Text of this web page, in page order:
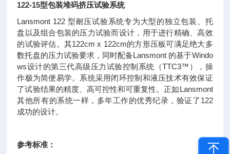
122-15型包装堆码挤压试验系统
Lansmont 122 型耐压试验系统专为大型的独立包装、托
盘以及组合包装的压力试验而设计，用于进行精确、高效
的试验评估。其122cm x 122cm的方形压板可满足绝大多
数托盘的压力试验要求，同时配备Lansmont 的基于Windo
ws设计的第三代高级压力试验控制系统（TTC3™），操
作极为简便易学。系统采用闭环控制和液压技术有效保证
了试验结果的精度、高可控性和可重复性。正如Lansmont
其他所有的系统一样，多年工作的优秀纪录，验证了122
成功的设计。
参考标准：